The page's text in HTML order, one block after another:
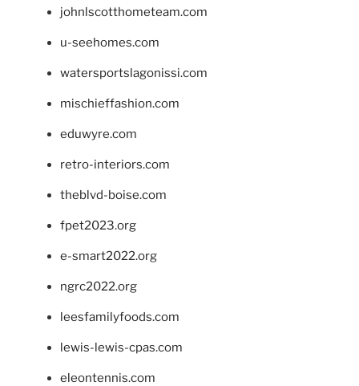
johnlscotthometeam.com
u-seehomes.com
watersportslagonissi.com
mischieffashion.com
eduwyre.com
retro-interiors.com
theblvd-boise.com
fpet2023.org
e-smart2022.org
ngrc2022.org
leesfamilyfoods.com
lewis-lewis-cpas.com
eleontennis.com